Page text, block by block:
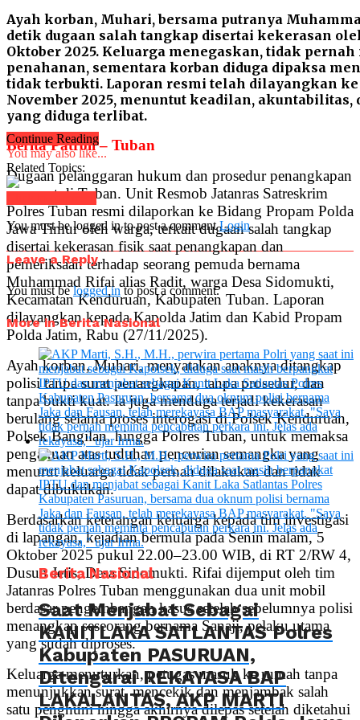
Ayah korban, Muhari, bersama putranya
detik dugaan salah tangkap disertai kekerasan
Oktober 2025. Keluarga menegaskan, tidak
penahanan, sementara korban diduga dipaksa
tidak terbukti. Laporan resmi telah dilayangkan ke
November 2025, menuntut keadilan,
yang diduga terlibat.
Berita Patroli – Tuban
Dugaan pelanggaran hukum dan prosedur penangkapan
mencuat di Tuban. Unit Resmob Jatanras Satreskrim
Polres Tuban resmi dilaporkan ke Bidang Propam Polda
Jawa Timur oleh warga, terkait dugaan salah tangkap
disertai kekerasan fisik saat penangkapan dan
pemeriksaan terhadap seorang pemuda bernama
Muhammad Rifai alias Radit, warga Desa Sidomukti,
Kecamatan Kenduruan, Kabupaten Tuban. Laporan
dilayangkan kepada Kapolda Jatim dan Kabid Propam
Polda Jatim, Rabu (27/11/2025).
Ayah korban, Muhari, menyatakan anaknya ditangkap
polisi tanpa surat penangkapan, tanpa prosedur, dan
tanpa bukti kuat. Ia juga menduga terjadi kekerasan
berulang selama proses interogasi di Polsek Kenduruan,
Polsek Bangilan, hingga Polres Tuban, untuk memaksa
pengakuan atas tuduhan pencurian semangka yang
menurut keluarga tidak pernah dilakukan dan tidak
dapat dibuktikan.
Berdasarkan keterangan keluarga kepada tim investigasi
di lapangan, kejadian bermula pada Senin malam, 5
Oktober 2025 pukul 22.00–23.00 WIB, di RT 2/RW 4,
Dusun Jetis, Desa Sidomukti. Rifai dijemput oleh tim
Jatanras Polres Tuban menggunakan dua unit mobil
berdasar pengembangan kasus setelah sebelumnya polisi
menangkap seseorang bernama Sanaji, pelaku utama
yang sudah diproses.
Keluarga menuturkan, petugas masuk ke rumah tanpa
menunjukkan surat, mencekik dan menjambak salah
satu penghuni hingga akhirnya dilepas setelah diketahui
Continue Reading
You may also like...
Related Topics:
You must be logged in to post a commentLogin
Leave a Reply
You must belogged into post a comment.
More in Berita Nasional
Berita Nasional
Saat Menjabat Sebagai
KANITLAKA SATLANTAS Polres
Kabupaten PASURUAN,
Ditengarai REKAYASA BAP
LAKALANTAS, AKP MARTI